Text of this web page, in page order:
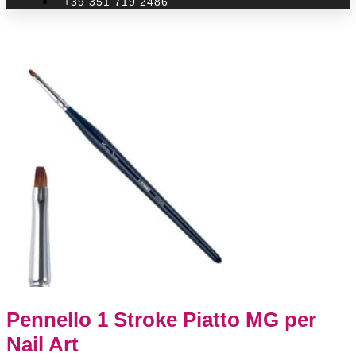
Pennello 1 Stroke Piatto MG per
Nail Art